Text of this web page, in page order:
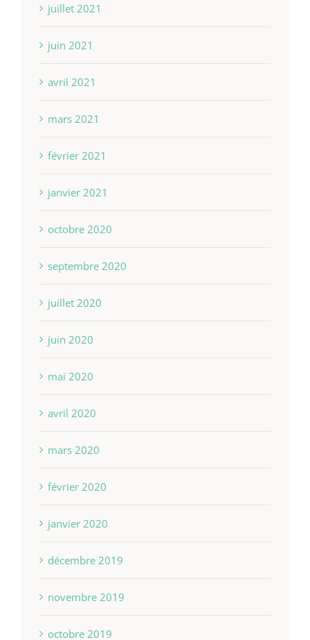
juillet 2021
juin 2021
avril 2021
mars 2021
février 2021
janvier 2021
octobre 2020
septembre 2020
juillet 2020
juin 2020
mai 2020
avril 2020
mars 2020
février 2020
janvier 2020
décembre 2019
novembre 2019
octobre 2019